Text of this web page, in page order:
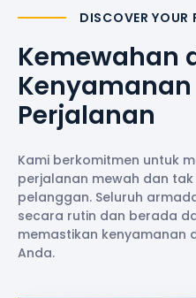
DISCOVER YOUR
Kemewahan
Perjalanan
Kami berkomitmen untuk
perjalanan mewah dan
pelanggan. Seluruh
secara rutin dan berada
memastikan kenyamanan
Anda.